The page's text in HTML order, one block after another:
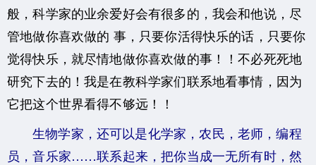
般，科学家的业余爱好会有很多的，我会和他说，尽
管地做你喜欢做的 事，只要你活得快乐的话， 只要你
觉得快乐，就尽情地做你喜欢做的事！！不必死死地
研究下去的！我是在教科学家们联系地看事情，因为
它把这个世界看得不够远！！
生物学家，还可以是化学家，农民，老师，编程
员，音乐家……联系起来，把你当成一无所有时，然